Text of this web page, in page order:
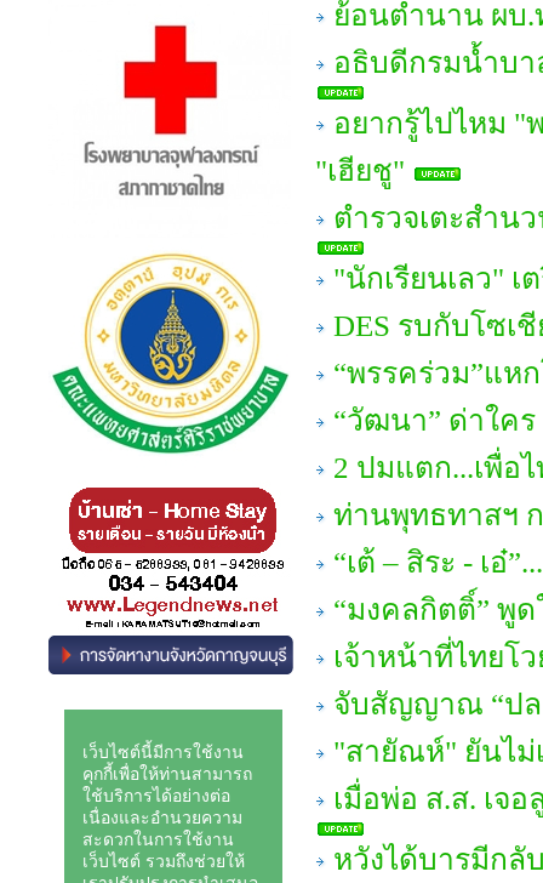
ย้อนตำนาน ผบ
อธิบดีกรมน้ำบ
อยากรู้ไปไหม
"เฮียชู"
ตำรวจเตะสำน
"นักเรียนเลว"
DES รบกับโซเ
“พรรคร่วม”แห
“วัฒนา” ด่าใคร
2 ปมแตก...เพื่อ
ท่านพุทธทาสฯ
“เต้ – สิระ - เอ๋
“มงคลกิตติ์” พู
เจ้าหน้าที่ไทยโ
จับสัญญาณ “ป
"สายัณห์" ยันไม่
เมื่อพ่อ ส.ส. เจ
หวังได้บารมีกลั